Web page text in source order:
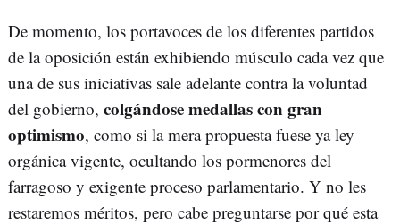
De momento, los portavoces de los diferentes partidos
de la oposición están exhibiendo músculo cada vez que
una de sus iniciativas sale adelante contra la voluntad
del gobierno, colgándose medallas con gran
optimismo, como si la mera propuesta fuese ya ley
orgánica vigente, ocultando los pormenores del
farragoso y exigente proceso parlamentario. Y no les
restaremos méritos, pero cabe preguntarse por qué esta